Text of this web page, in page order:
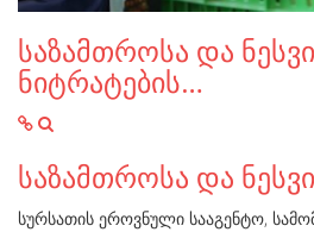
საზამთროსა და
ნიტრატების…
საზამთროსა და
სურსათის ეროვნული სააგენტო,